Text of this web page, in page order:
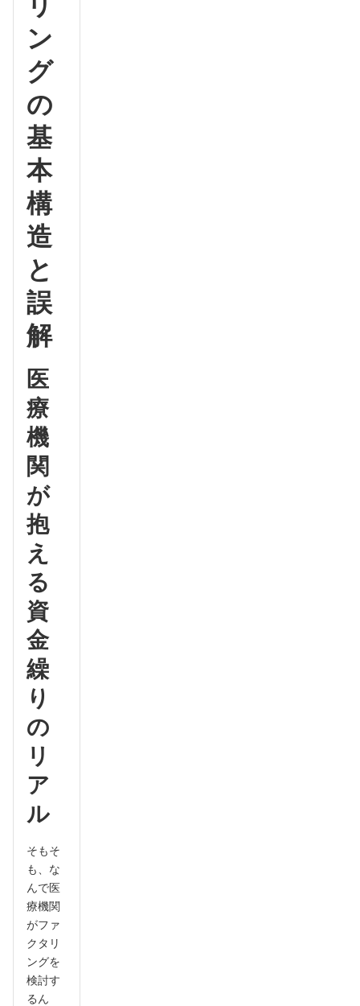
ン
グ
の
基
本
構
造
と
誤
解
医
療
機
関
が
抱
え
る
資
金
繰
り
の
リ
ア
ル
そもそ
も、な
んで医
療機関
がファ
クタリ
ングを
検討す
るん